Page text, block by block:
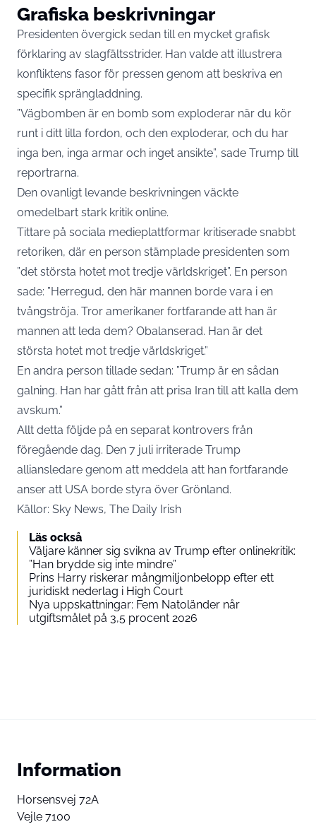
Grafiska beskrivningar
Presidenten övergick sedan till en mycket grafisk
förklaring av slagfältsstrider. Han valde att illustrera
konfliktens fasor för pressen genom att beskriva en
specifik sprängladdning.
”Vägbomben är en bomb som exploderar när du kör
runt i ditt lilla fordon, och den exploderar, och du har
inga ben, inga armar och inget ansikte”, sade Trump till
reportrarna.
Den ovanligt levande beskrivningen väckte
omedelbart stark kritik online.
Tittare på sociala medieplattformar kritiserade snabbt
retoriken, där en person stämplade presidenten som
”det största hotet mot tredje världskriget”. En person
sade: ”Herregud, den här mannen borde vara i en
tvångströja. Tror amerikaner fortfarande att han är
mannen att leda dem? Obalanserad. Han är det
största hotet mot tredje världskriget.”
En andra person tillade sedan: ”Trump är en sådan
galning. Han har gått från att prisa Iran till att kalla dem
avskum.”
Allt detta följde på en separat kontrovers från
föregående dag. Den 7 juli irriterade Trump
alliansledare genom att meddela att han fortfarande
anser att USA borde styra över Grönland.
Källor: Sky News, The Daily Irish
Läs också
Väljare känner sig svikna av Trump efter onlinekritik:
”Han brydde sig inte mindre”
Prins Harry riskerar mångmiljonbelopp efter ett
juridiskt nederlag i High Court
Nya uppskattningar: Fem Natoländer når
utgiftsmålet på 3,5 procent 2026
Information
Horsensvej 72A
Vejle 7100